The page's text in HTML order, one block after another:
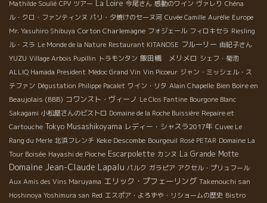
Mathilde Soulié CPV ツアー La Loire 今尾さん 感動のワイン ヴァレり Chéna
ル・クロ・ファンティンヌ パリ・夕焼けのセーヌ河 Cuvée Camille Aurélie Europe
Mr. Yasuhiro Shibuya Corton Charlemagne フォジェール フィロキセラ Riesling
ル・スラ Le Monde de la Nature Restaurant KITANOSE フルーリー 由紀子さん
YUZU Village Arbois Pupillin トラモンタン 飯田橋 メリメロ シェフ・菊池
ALLIQ Hamada President Médoc Grand Vin Vin Picoeur ジャン・ミッシェル・ス
テファン Dégustation Philippe Pacalet ワイン・リタ Alain Chapelle Bien Boire en
Beaujolais (BBB) コワンスト・ヴィーノ Le Clos Fantine Bourgone Blanc
Sakagami 小松屋さんのビストロ Domaine de la Roche Buissière Repaire et
Cartouche Tokyo Musashikoyama レディー・シャスラ2017年 Cuvee Le
Rang du Merle 北浜フレンチ Keke Descombe Bourgeuil Rosé PETAR Domaine La
Tour Boisée Hayashi de Pioche Escarpolette カンヌ La Grande Motte
Domaine Jean-Claude Lapalu パルク ガラピア アクセル・プリュフール
Aux Amis des Vins Maruyama エリック・プフェーリング Takenouchi san
Hoshinoya Yoshimura san Red エスポア・よろずや・リショームの歴史 Bistro